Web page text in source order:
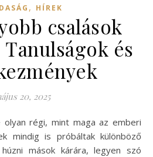
, HÍREK
csalások
és
20, 2025
mindig is próbáltak különböző
mások kárára, legyen szó